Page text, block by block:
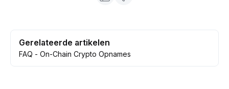
Gerelateerde artikelen
FAQ - On-Chain Crypto Opnames